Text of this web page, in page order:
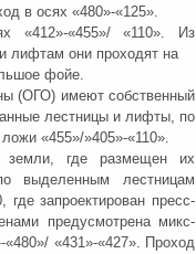
в осях «480»-«125».
«412»-«455»/ «110». Из
лифтам они проходят на
фойе.
(ОГО) имеют собственный
лестницы и лифты, по
«455»/»405»-«110».
земли, где размещен их
выделенным лестницам
запроектирован пресс-
предусмотрена микс-
«431»-«427». Проход